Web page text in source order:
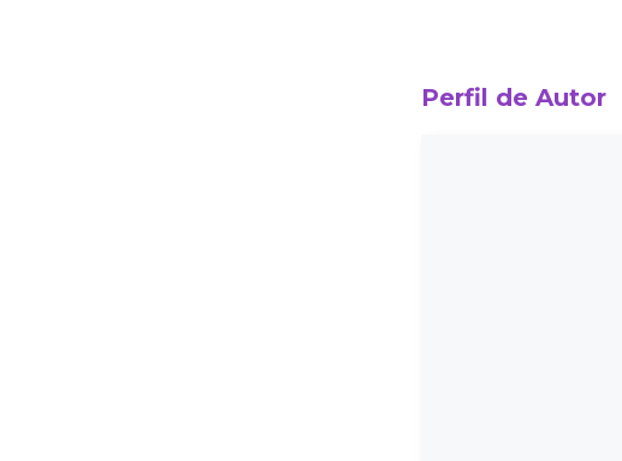
Perfil de Autor